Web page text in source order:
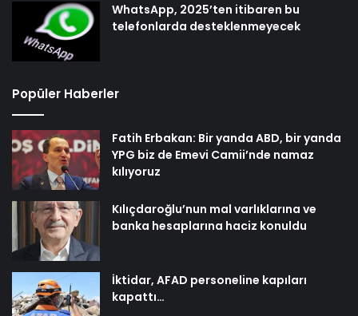
WhatsApp, 2025’ten itibaren bu
telefonlarda desteklenmeyecek
Popüler Haberler
Fatih Erbakan: Bir yanda ABD, bir yanda
YPG biz de Emevi Camii’nde namaz
kılıyoruz
Kılıçdaroğlu’nun mal varlıklarına ve
banka hesaplarına haciz konuldu
İktidar, AFAD personeline kapıları
kapattı…